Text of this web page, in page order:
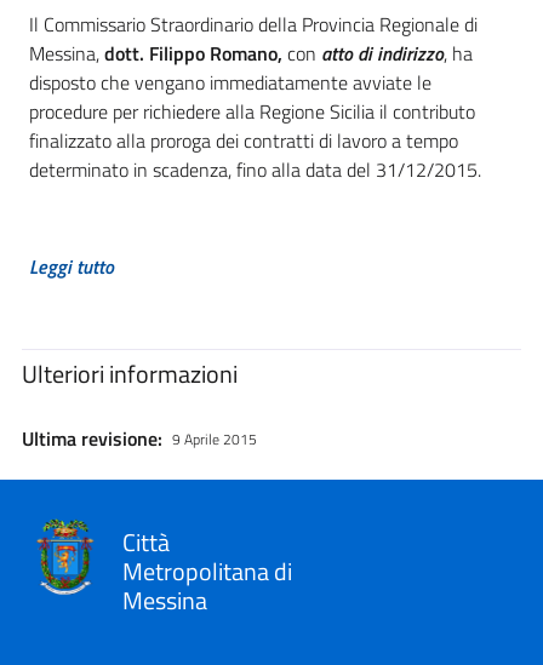
Il Commissario Straordinario della Provincia Regionale di
Messina,dott. Filippo Romano, con atto di indirizzo, ha
disposto che vengano immediatamente avviate le
procedure per richiedere alla Regione Sicilia il contributo
finalizzato alla proroga dei contratti di lavoro a tempo
determinato in scadenza, fino alla data del 31/12/2015.
Leggi tutto
Ulteriori informazioni
Ultima revisione: 9 Aprile 2015
Città
Metropolitana di
Messina